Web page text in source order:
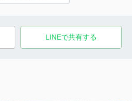
LINEで共有する